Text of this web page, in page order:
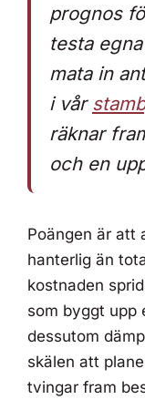
prognos
testa
mata in
i vår
räknar
och en
Poängen är att
hanterlig än
kostnaden
som byggt upp
dessutom
skälen att
tvingar fram